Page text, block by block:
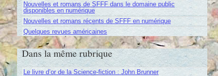
Nouvelles et romans de SFFF dans le domaine public
disponibles en numérique
Nouvelles et romans récents de SFFF en numérique
Quelques revues américaines
Dans la même rubrique
Le livre d’or de la Science-fiction : John Brunner